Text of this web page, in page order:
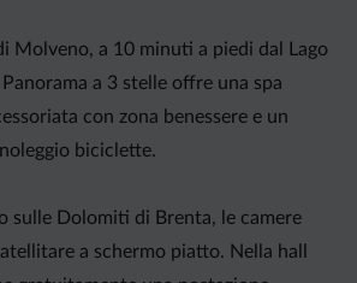
Molveno, a 10 minuti a piedi dal Lago
a 3 stelle offre una spa
con zona benessere e un
biciclette.
sulle Dolomiti di Brenta, le camere
a schermo piatto. Nella hall